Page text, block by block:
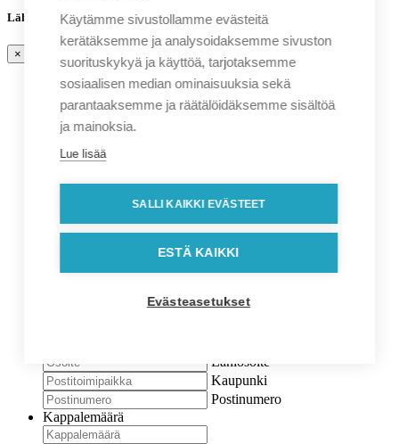
Lähetä tarjouspyyntö tuotteesta: Naima hamppu toilettilaukku
×
Comments
Kenttä on validointitarkoituksiin ja tulee jättää
koskemattomaksi.
This field is hidden when viewing the form
Nimi
Etunimi
Sukunimi
Sähköposti*
Lähiosoite
Kaupunki
Postinumero
Kappalemäärä
Käytämme sivustollamme evästeitä
kerätäksemme ja analysoidaksemme sivuston
suorituskykyä ja käyttöä, tarjotaksemme
sosiaalisen median ominaisuuksia sekä
parantaaksemme ja räätälöidäksemme sisältöä
ja mainoksia.
Lue lisää
SALLI KAIKKI EVÄSTEET
ESTÄ KAIKKI
Evästeasetukset